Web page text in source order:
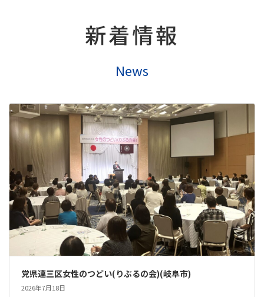
新着情報
News
党県連三区女性のつどい(りぶるの会)(岐阜市)
2026年7月18日